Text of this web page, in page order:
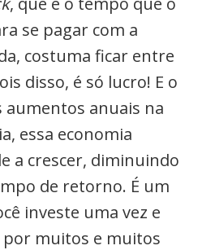
se pagar com a
costuma ficar entre
disso, é só lucro! E o
aumentos anuais na
essa economia
a crescer, diminuindo
de retorno. É um
investe uma vez e
muitos e muitos